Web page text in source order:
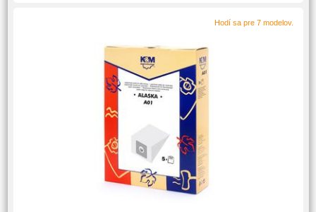
Hodí sa pre 7 modelov.